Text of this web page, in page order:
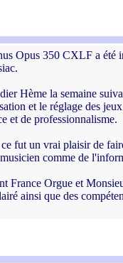
Opus 350 CXLF a été
Hème la semaine
et le réglage des
et de professionnalisme.
fut un vrai plaisir de
comme de
France Orgue et
ainsi que des